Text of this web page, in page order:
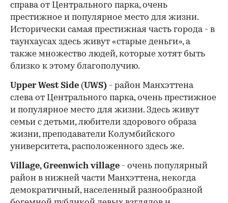
справа от Центрального парка, очень
престижное и популярное место для жизни.
Исторически самая престижная часть города - в
таунхаусах здесь живут «старые деньги», а
также множество людей, которые хотят быть
близко к этому благополучию.
Upper West Side (UWS) - район Манхэттена
слева от Центрального парка, очень престижное
и популярное место для жизни. Здесь живут
семьи с детьми, любители здорового образа
жизни, преподаватели Колумбийского
университета, расположенного здесь же.
Village, Greenwich village - очень популярный
район в нижней части Манхэттена, некогда
демократичный, населенный разнообразной